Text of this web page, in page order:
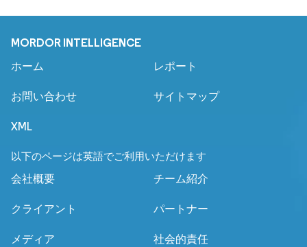
MORDOR INTELLIGENCE
ホーム レポート
お問い合わせ サイトマップ
XML
以下のページは英語でご利用いただけます
会社概要
チーム紹介
クライアント パートナー
メディア 社会的責任